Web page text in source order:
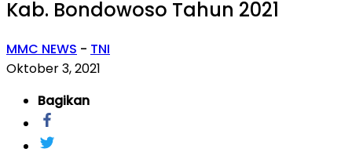
Kab. Bondowoso Tahun 2021
MMC NEWS - TNI
Oktober 3, 2021
Bagikan